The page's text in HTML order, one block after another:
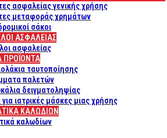
ασφαλείας γενικής χρήσης
μεταφοράς χρημάτων
σάκοι
ΑΣΦΑΛΕΙΑΣ
ασφαλείας
ΠΡΟΪΟΝΤΑ
ταυτοποίησης
παλετών
δειγματοληψίας
για ιατρικές μάσκες μιας χρήσης
ΚΑΛΩΔΊΩΝ
καλωδίων